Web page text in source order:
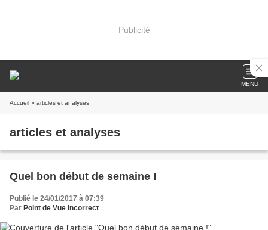
Publicité
MENU
Accueil » articles et analyses
articles et analyses
Quel bon début de semaine !
Publié le 24/01/2017 à 07:39
Par Point de Vue Incorrect